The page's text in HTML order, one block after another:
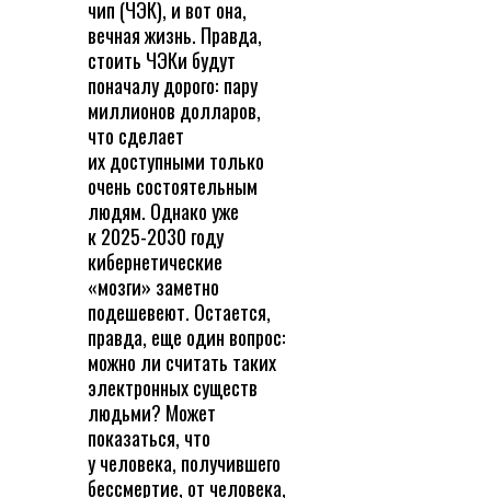
чип (ЧЭК), и вот она,
вечная жизнь. Правда,
стоить ЧЭКи будут
поначалу дорого: пару
миллионов долларов,
что сделает
их доступными только
очень состоятельным
людям. Однако уже
к 2025-2030 году
кибернетические
«мозги» заметно
подешевеют. Остается,
правда, еще один вопрос:
можно ли считать таких
электронных существ
людьми? Может
показаться, что
у человека, получившего
бессмертие, от человека,